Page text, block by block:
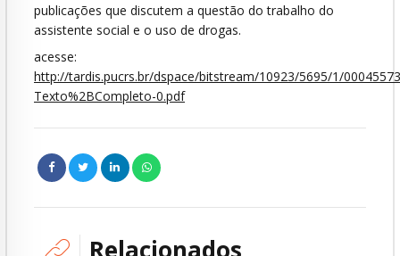
publicações que discutem a questão do trabalho do
assistente social e o uso de drogas.
acesse:
http://tardis.pucrs.br/dspace/bitstream/10923/5695/1/
Texto%2BCompleto-0.pdf